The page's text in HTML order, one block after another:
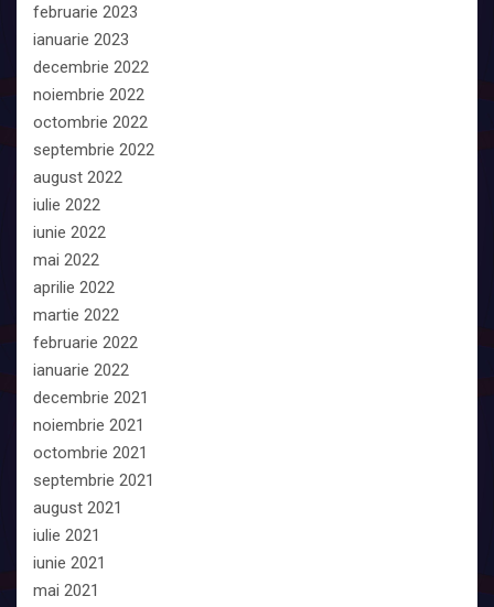
februarie 2023
ianuarie 2023
decembrie 2022
noiembrie 2022
octombrie 2022
septembrie 2022
august 2022
iulie 2022
iunie 2022
mai 2022
aprilie 2022
martie 2022
februarie 2022
ianuarie 2022
decembrie 2021
noiembrie 2021
octombrie 2021
septembrie 2021
august 2021
iulie 2021
iunie 2021
mai 2021